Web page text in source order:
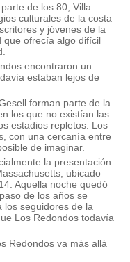
de los 80, Villa
culturales de la costa
y jóvenes de la
que ofrecía algo difícil
encontraron un
estaban lejos de
forman parte de la
los que no existían las
estadios repletos. Los
con una cercanía entre
de imaginar.
la presentación
ubicado
Aquella noche quedó
de los años se
los seguidores de la
Los Redondos todavía
Redondos va más allá